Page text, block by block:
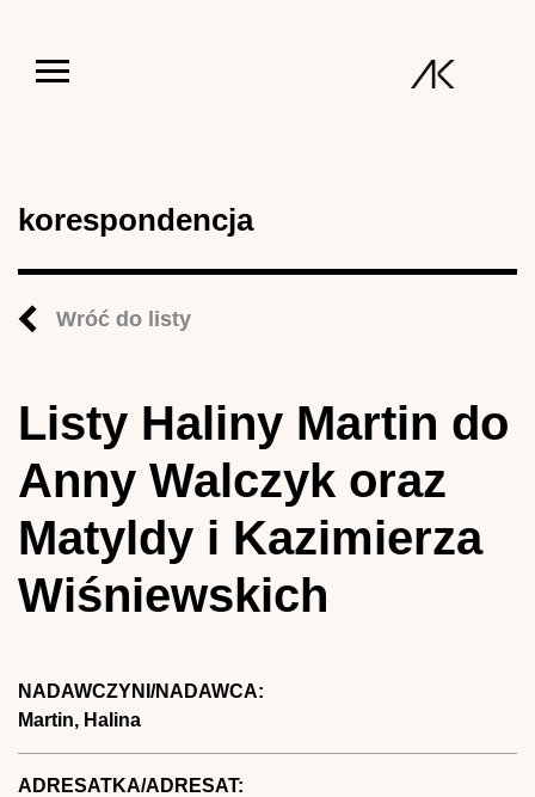
korespondencja
Wróć do listy
Listy Haliny Martin do
Anny Walczyk oraz
Matyldy i Kazimierza
Wiśniewskich
NADAWCZYNI/NADAWCA:
Martin, Halina
ADRESATKA/ADRESAT: